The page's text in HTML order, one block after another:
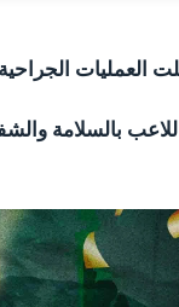
العمليات
للاعب بالسلامة